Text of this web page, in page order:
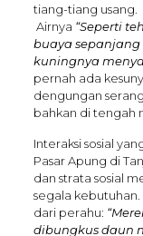
tiang-tiang usang.
Airnya “Seperti
buaya sepanjang
kuningnya
pernah ada
dengungan
bahkan di tengah
Interaksi sosial
Pasar Apung di
dan strata sosial
segala
dari perahu:
dibungkus daun